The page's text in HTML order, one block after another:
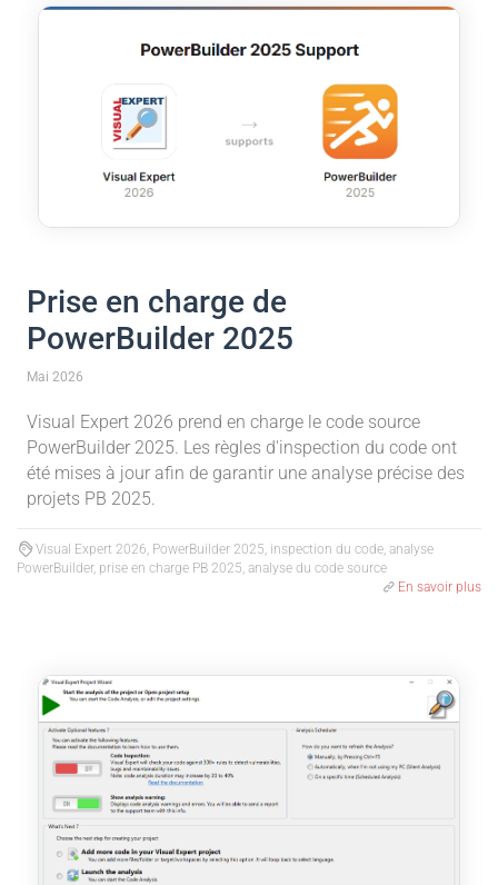
Prise en charge de
PowerBuilder 2025
Mai 2026
Visual Expert 2026 prend en charge le code source
PowerBuilder 2025. Les règles d'inspection du code ont
été mises à jour afin de garantir une analyse précise des
projets PB 2025.
Visual Expert 2026, PowerBuilder 2025, inspection du code, analyse
PowerBuilder, prise en charge PB 2025, analyse du code source
En savoir plus